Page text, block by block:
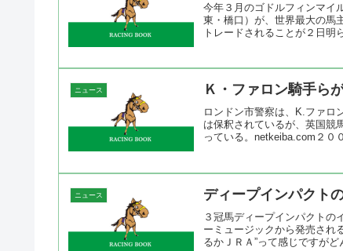
今年３月のゴドルフィンマイ
東・橋口）が、世界最大の馬
トレードされることが２日明
ニュース Ｋ・ファロン騎手ら
ロンドン市警察は、K.ファロ
は保釈されているが、英国競
っている。netkeiba.com２０
ニュース ディープインパクト
３冠馬ディープインパクトの
ーミュージックから発売され
るかＪＲＡ”って感じですがど